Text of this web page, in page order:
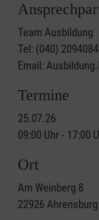
Team Ausbildung
Tel: (040)
Email:
Termine
25.07.26
09:00 Uhr - 17:00
Ort
Am Weinberg 8
22926Ahrensburg